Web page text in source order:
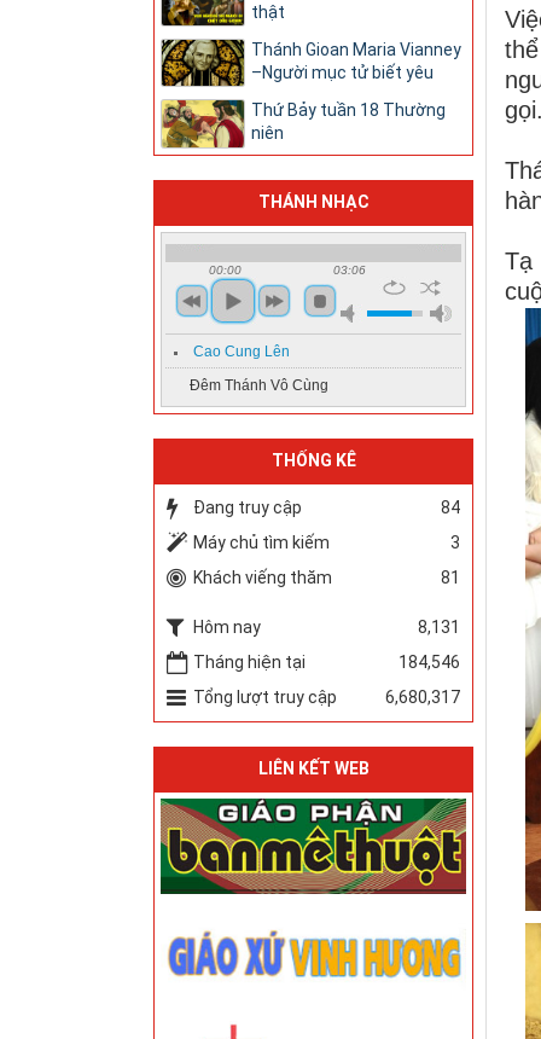
Tạ
thật
Thánh Gioan Maria Vianney
–Người mục tử biết yêu
Thứ Bảy tuần 18 Thường
niên
THÁNH NHẠC
00:00 03:06
Cao Cung Lên
Đêm Thánh Vô Cùng
THỐNG KÊ
Đang truy cập
84
Máy chủ tìm kiếm
3
Khách viếng thăm
81
Hôm nay
8,131
Tháng hiện tại
184,546
Tổng lượt truy cập
6,680,317
LIÊN KẾT WEB